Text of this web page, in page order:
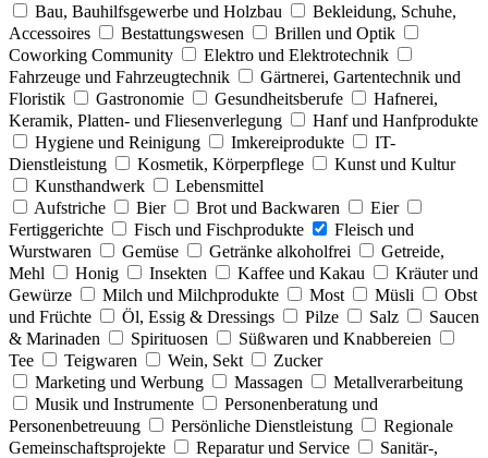
Bau, Bauhilfsgewerbe und Holzbau
Bekleidung, Schuhe,
Accessoires
Bestattungswesen
Brillen und Optik
Coworking Community
Elektro und Elektrotechnik
Fahrzeuge und Fahrzeugtechnik
Gärtnerei, Gartentechnik und
Floristik
Gastronomie Gesundheitsberufe
Hafnerei,
Keramik, Platten- und Fliesenverlegung
Hanf und Hanfprodukte
Hygiene und Reinigung
Imkereiprodukte
IT-
Dienstleistung
Kosmetik, Körperpflege
Kunst und Kultur
Kunsthandwerk
Lebensmittel
Aufstriche
Bier Brot und Backwaren
Eier
Fertiggerichte
Fisch und Fischprodukte
Fleisch und
Wurstwaren
Gemüse Getränke alkoholfrei
Getreide,
Mehl
Honig Insekten Kaffee und Kakau
Kräuter und
Gewürze
Milch und Milchprodukte Most Müsli
Obst
und Früchte
Öl, Essig & Dressings Pilze Salz
Saucen
& Marinaden
Spirituosen
Süßwaren und Knabbereien
Tee
Teigwaren Wein, Sekt
Zucker
Marketing und Werbung
Massagen
Metallverarbeitung
Musik und Instrumente
Personenberatung und
Personenbetreuung
Persönliche Dienstleistung
Regionale
Gemeinschaftsprojekte
Reparatur und Service
Sanitär-,